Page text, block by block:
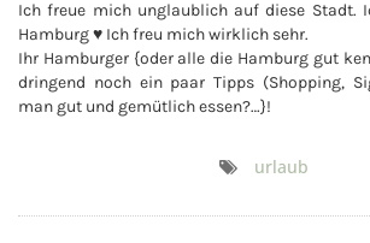
Ich freue mich unglaublich auf diese Stadt.
Hamburg ♥ Ich freu mich wirklich sehr.
Ihr Hamburger {oder alle die Hamburg gut
dringend noch ein paar Tipps (Shopping,
man gut und gemütlich essen?…}!
urlaub